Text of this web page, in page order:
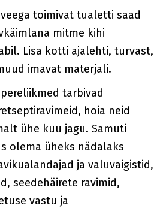
toimivat tualetti saad
mitme kihi
Lisa kotti ajalehti, turvast,
imavat materjali.
tarbivad
hoia neid
ühe kuu jagu. Samuti
olema üheks nädalaks
ja valuvaigistid,
seedehäirete ravimid,
vastu ja